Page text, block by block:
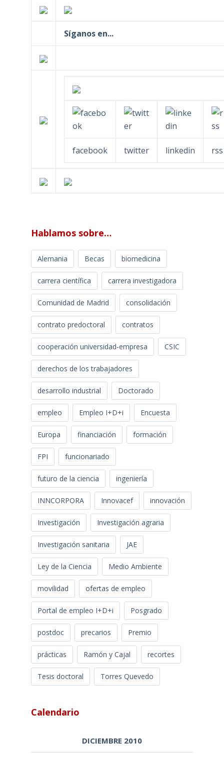
Síganos en...
facebook twitter linkedin rss
Hablamos sobre…
Alemania Becas biomedicina
carrera científica carrera investigadora
Comunidad de Madrid consolidación
contrato predoctoral contratos
cooperación universidad-empresa CSIC
derechos de los trabajadores
desarrollo industrial Doctorado
empleo Empleo I+D+i Encuesta
Europa financiación formación
FPI funcionariado
futuro de la ciencia ingeniería
INNCORPORA Innovacef innovación
Investigación Investigación agraria
Investigación sanitaria JAE
Ley de la Ciencia Medio Ambiente
movilidad ofertas de empleo
Portal de empleo I+D+i Posgrado
postdoc precarios Premio
prácticas Ramón y Cajal recortes
Tesis doctoral Torres Quevedo
Calendario
DICIEMBRE 2010